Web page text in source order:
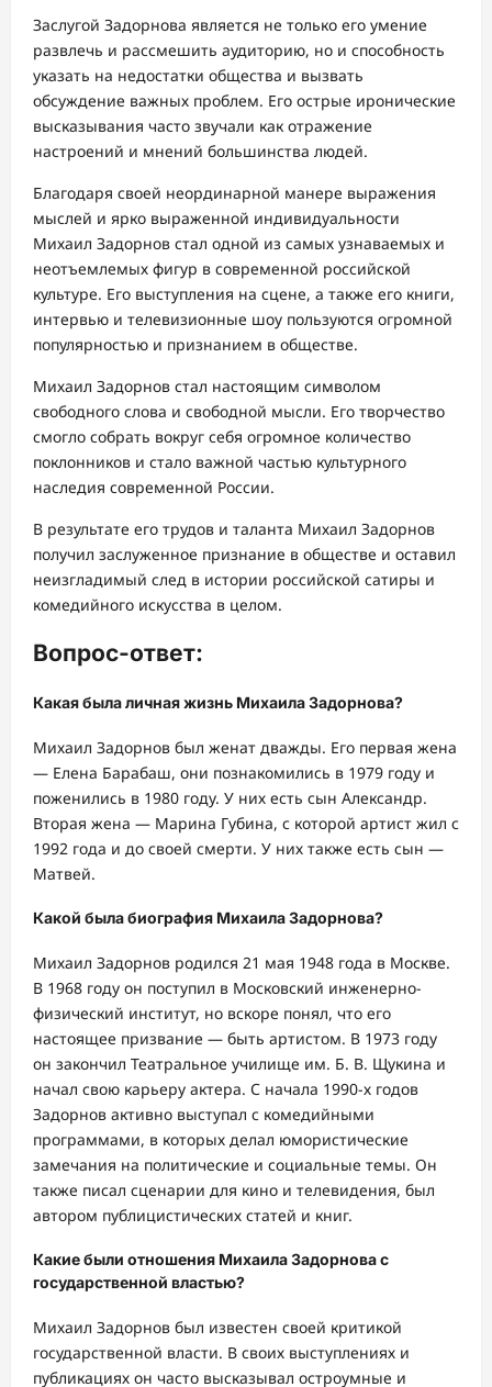
Заслугой Задорнова является не только его умение
развлечь и рассмешить аудиторию, но и способность
указать на недостатки общества и вызвать
обсуждение важных проблем. Его острые иронические
высказывания часто звучали как отражение
настроений и мнений большинства людей.
Благодаря своей неординарной манере выражения
мыслей и ярко выраженной индивидуальности
Михаил Задорнов стал одной из самых узнаваемых и
неотъемлемых фигур в современной российской
культуре. Его выступления на сцене, а также его книги,
интервью и телевизионные шоу пользуются огромной
популярностью и признанием в обществе.
Михаил Задорнов стал настоящим символом
свободного слова и свободной мысли. Его творчество
смогло собрать вокруг себя огромное количество
поклонников и стало важной частью культурного
наследия современной России.
В результате его трудов и таланта Михаил Задорнов
получил заслуженное признание в обществе и оставил
неизгладимый след в истории российской сатиры и
комедийного искусства в целом.
Вопрос-ответ:
Какая была личная жизнь Михаила Задорнова?
Михаил Задорнов был женат дважды. Его первая жена
— Елена Барабаш, они познакомились в 1979 году и
поженились в 1980 году. У них есть сын Александр.
Вторая жена — Марина Губина, с которой артист жил с
1992 года и до своей смерти. У них также есть сын —
Матвей.
Какой была биография Михаила Задорнова?
Михаил Задорнов родился 21 мая 1948 года в Москве.
В 1968 году он поступил в Московский инженерно-
физический институт, но вскоре понял, что его
настоящее призвание — быть артистом. В 1973 году
он закончил Театральное училище им. Б. В. Щукина и
начал свою карьеру актера. С начала 1990-х годов
Задорнов активно выступал с комедийными
программами, в которых делал юмористические
замечания на политические и социальные темы. Он
также писал сценарии для кино и телевидения, был
автором публицистических статей и книг.
Какие были отношения Михаила Задорнова с
государственной властью?
Михаил Задорнов был известен своей критикой
государственной власти. В своих выступлениях и
публикациях он часто высказывал остроумные и